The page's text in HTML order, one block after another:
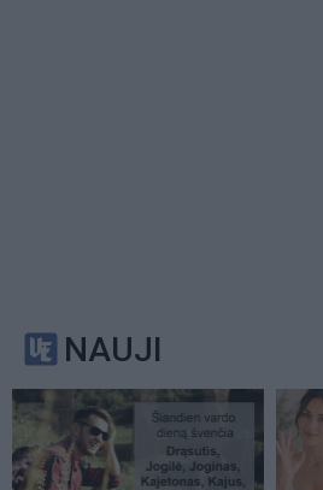
NAUJI